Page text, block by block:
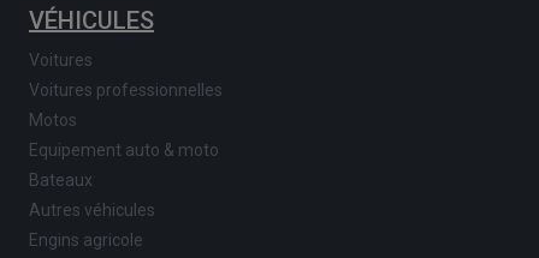
VÉHICULES
Voitures
Voitures professionnelles
Motos
Equipement auto & moto
Bateaux
Autres véhicules
Engins agricole